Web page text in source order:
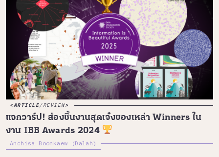
ARTICLE/REVIEW
แจกวาร์ป! ส่องชิ้นงานสุดเจ๋งของเหล่า Winners ใน
งาน IBB Awards 2024
Anchisa Boonkaew (Dalah)